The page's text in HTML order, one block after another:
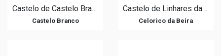
Castelo de Castelo Branco
Castelo Branco
Castelo de Linhares da Beira
Celorico da Beira